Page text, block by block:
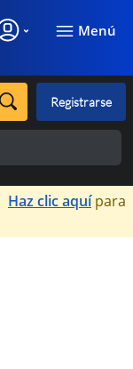
Menú
Registrarse
×
Haz clic aquípara